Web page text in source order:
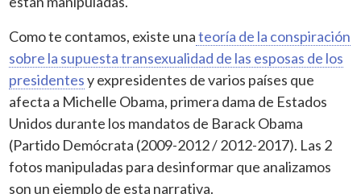
Como te contamos, existe unateoría de la conspiración
sobre la supuesta transexualidad de las esposas de los
presidentesy expresidentes de varios países que
afecta a Michelle Obama, primera dama de Estados
Unidos durante los mandatos de Barack Obama
(Partido Demócrata (2009-2012 / 2012-2017). Las 2
fotos manipuladas para desinformar que analizamos
son un ejemplo de esta narrativa.